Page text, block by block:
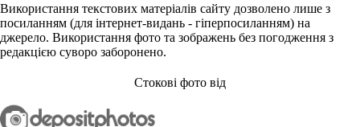
Використання текстових матеріалів сайту дозволено лише з
посиланням (для інтернет-видань - гіперпосиланням) на
джерело. Використання фото та зображень без погодження з
редакцією суворо заборонено.
Стокові фото від